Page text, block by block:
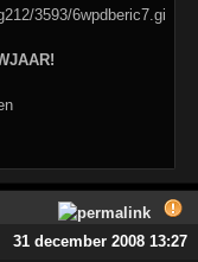
31 december 2008 13:27